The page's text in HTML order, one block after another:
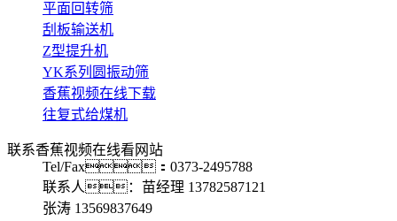
平面回转筛
刮板输送机
Z型提升机
YK系列圆振动筛
香蕉视频在线下载
往复式给煤机
联系香蕉视频在线看网站
Tel/Fax：0373-2495788
联系人：苗经理 13782587121
张涛 13569837649